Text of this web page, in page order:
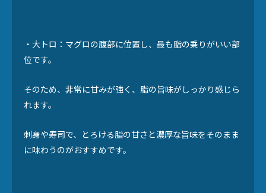
・大トロ：マグロの腹部に位置し、最も脂の乗りがいい部
位です。
そのため、非常に甘みが強く、脂の旨味がしっかり感じら
れます。
刺身や寿司で、とろける脂の甘さと濃厚な旨味をそのまま
に味わうのがおすすめです。